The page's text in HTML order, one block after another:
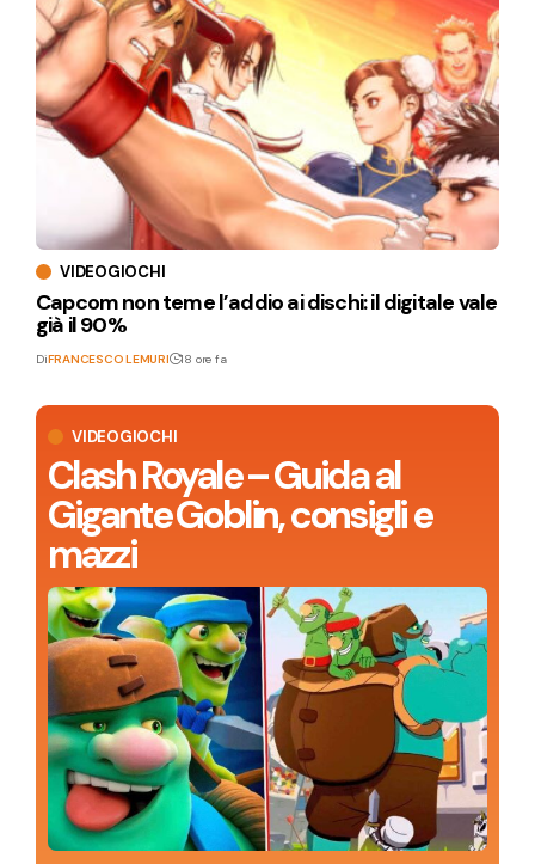
VIDEOGIOCHI
Clash Royale – Guida al
Gigante Goblin, consigli e
mazzi
VIDEOGIOCHI
Capcom non teme l’addio ai dischi: il digitale vale
già il 90%
DiFRANCESCO LEMURI 18 ore fa